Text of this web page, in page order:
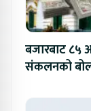
बजारबाट ८५
संकलनको